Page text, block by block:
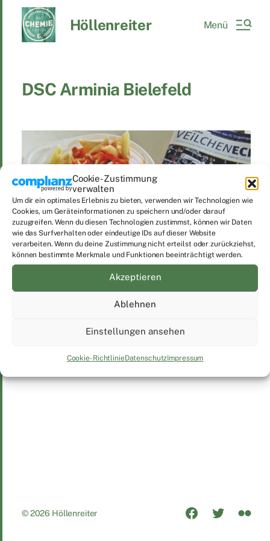
Cookie-Zustimmung
verwalten
Um dir ein optimales Erlebnis zu bieten, verwenden wir Technologien wie
Cookies, um Geräteinformationen zu speichern und/oder darauf
zuzugreifen. Wenn du diesen Technologien zustimmst, können wir Daten
wie das Surfverhalten oder eindeutige IDs auf dieser Website
verarbeiten. Wenn du deine Zustimmung nicht erteilst oder zurückziehst,
können bestimmte Merkmale und Funktionen beeinträchtigt werden.
Akzeptieren
Ablehnen
Einstellungen ansehen
Cookie-RichtlinieDatenschutzImpressum
Höllenreiter Menü
DSC Arminia Bielefeld
FC Erzgebirge Aue – DSC Arminia
© 2026 Höllenreiter